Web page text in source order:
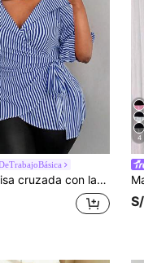
Maweii Camisa cruzada con lazo y diseño de rayas para tallas grandes de verano
4